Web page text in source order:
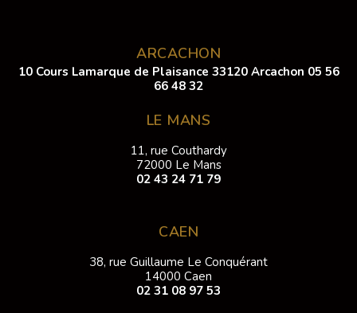
ARCACHON
10 Cours Lamarque de Plaisance 33120 Arcachon 05 56
66 48 32
LE MANS
11, rue Couthardy
72000 Le Mans
02 43 24 71 79
CAEN
38, rue Guillaume Le Conquérant
14000 Caen
02 31 08 97 53